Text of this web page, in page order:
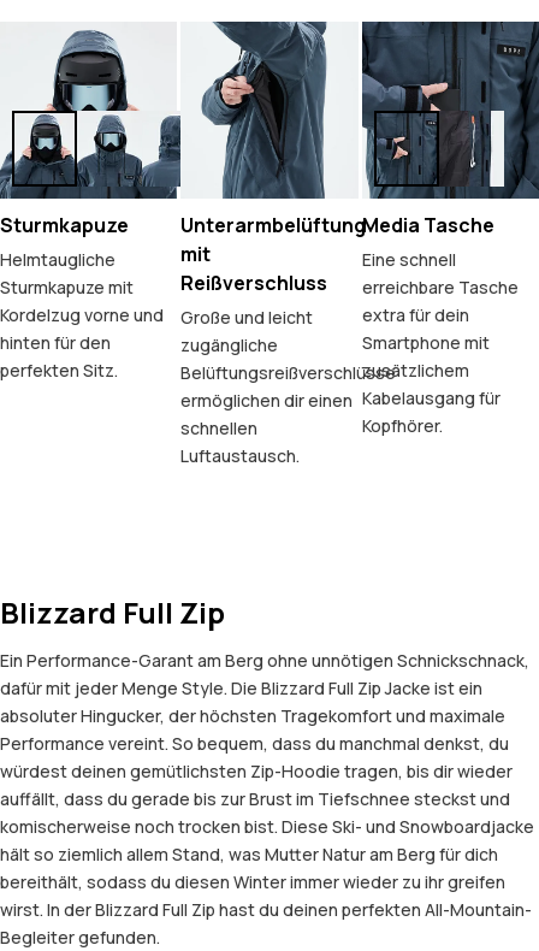
Sturmkapuze
Helmtaugliche
Sturmkapuze mit
Kordelzug vorne und
hinten für den
perfekten Sitz.
Unterarmbelüftung
mit
Reißverschluss
Große und leicht
zugängliche
Belüftungsreißverschlüsse
ermöglichen dir einen
schnellen
Luftaustausch.
Media Tasche
Eine schnell
erreichbare Tasche
extra für dein
Smartphone mit
zusätzlichem
Kabelausgang für
Kopfhörer.
Blizzard Full Zip
Ein Performance-Garant am Berg ohne unnötigen Schnickschnack,
dafür mit jeder Menge Style. Die Blizzard Full Zip Jacke ist ein
absoluter Hingucker, der höchsten Tragekomfort und maximale
Performance vereint. So bequem, dass du manchmal denkst, du
würdest deinen gemütlichsten Zip-Hoodie tragen, bis dir wieder
auffällt, dass du gerade bis zur Brust im Tiefschnee steckst und
komischerweise noch trocken bist. Diese Ski- und Snowboardjacke
hält so ziemlich allem Stand, was Mutter Natur am Berg für dich
bereithält, sodass du diesen Winter immer wieder zu ihr greifen
wirst. In der Blizzard Full Zip hast du deinen perfekten All-Mountain-
Begleiter gefunden.